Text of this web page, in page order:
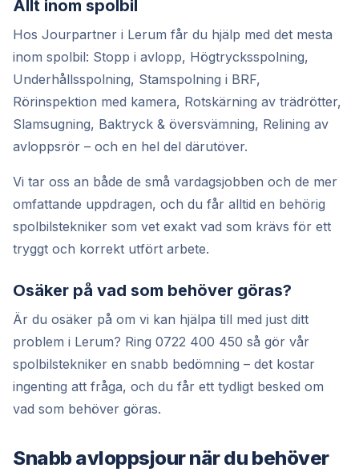
Allt inom spolbil
Hos Jourpartner i Lerum får du hjälp med det mesta
inom spolbil: Stopp i avlopp, Högtrycksspolning,
Underhållsspolning, Stamspolning i BRF,
Rörinspektion med kamera, Rotskärning av trädrötter,
Slamsugning, Baktryck & översvämning, Relining av
avloppsrör – och en hel del därutöver.
Vi tar oss an både de små vardagsjobben och de mer
omfattande uppdragen, och du får alltid en behörig
spolbilstekniker som vet exakt vad som krävs för ett
tryggt och korrekt utfört arbete.
Osäker på vad som behöver göras?
Är du osäker på om vi kan hjälpa till med just ditt
problem i Lerum? Ring 0722 400 450 så gör vår
spolbilstekniker en snabb bedömning – det kostar
ingenting att fråga, och du får ett tydligt besked om
vad som behöver göras.
Snabb avloppsjour när du behöver